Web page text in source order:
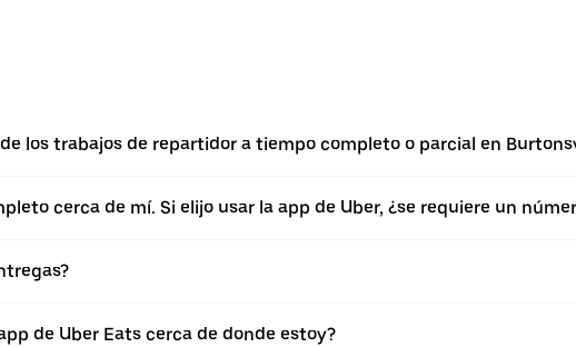
los trabajos de repartidor a tiempo completo o parcial en
cerca de mí. Si elijo usar la app de Uber, ¿se requiere un
de Uber Eats cerca de donde estoy?